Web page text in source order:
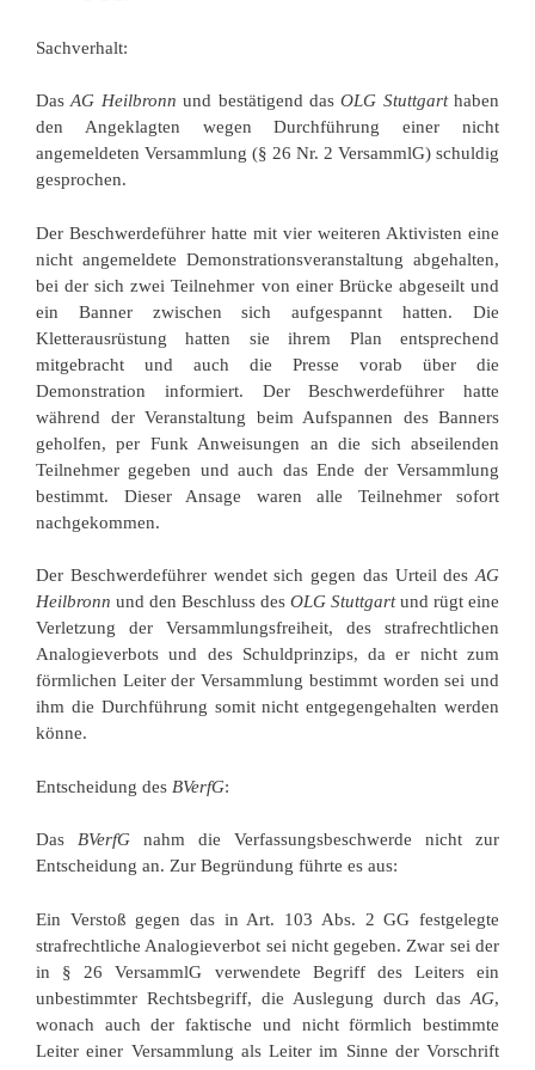
Sachverhalt:
DasAG Heilbronn und bestätigend dasOLG Stuttgarthaben
den Angeklagten wegen Durchführung einer nicht
angemeldeten Versammlung (§ 26 Nr. 2 VersammlG) schuldig
gesprochen.
Der Beschwerdeführer hatte mit vier weiteren Aktivisten eine
nicht angemeldete Demonstrationsveranstaltung abgehalten,
bei der sich zwei Teilnehmer von einer Brücke abgeseilt und
ein Banner zwischen sich aufgespannt hatten. Die
Kletterausrüstung hatten sie ihrem Plan entsprechend
mitgebracht und auch die Presse vorab über die
Demonstration informiert. Der Beschwerdeführer hatte
während der Veranstaltung beim Aufspannen des Banners
geholfen, per Funk Anweisungen an die sich abseilenden
Teilnehmer gegeben und auch das Ende der Versammlung
bestimmt. Dieser Ansage waren alle Teilnehmer sofort
nachgekommen.
Der Beschwerdeführer wendet sich gegen das Urteil des AG
Heilbronn und den Beschluss des OLG Stuttgartund rügt eine
Verletzung der Versammlungsfreiheit, des strafrechtlichen
Analogieverbots und des Schuldprinzips, da er nicht zum
förmlichen Leiter der Versammlung bestimmt worden sei und
ihm die Durchführung somit nicht entgegengehalten werden
könne.
Entscheidung des BVerfG:
Das BVerfG nahm die Verfassungsbeschwerde nicht zur
Entscheidung an. Zur Begründung führte es aus:
Ein Verstoß gegen das in Art. 103 Abs. 2 GG festgelegte
strafrechtliche Analogieverbot sei nicht gegeben. Zwar sei der
in § 26 VersammlG verwendete Begriff des Leiters ein
unbestimmter Rechtsbegriff, die Auslegung durch das AG,
wonach auch der faktische und nicht förmlich bestimmte
Leiter einer Versammlung als Leiter im Sinne der Vorschrift